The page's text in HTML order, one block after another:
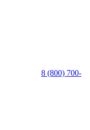
8 (800) 700-